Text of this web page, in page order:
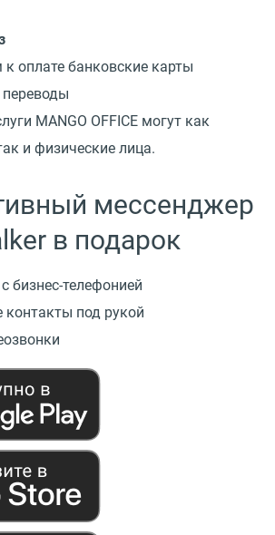
оплате банковские карты
MANGO OFFICE могут как
и физические лица.
мессенджер
в подарок
бизнес-телефонией
контакты под рукой